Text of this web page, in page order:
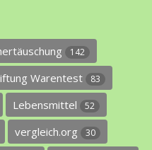
142
Warentest 83
Lebensmittel 52
vergleich.org 30